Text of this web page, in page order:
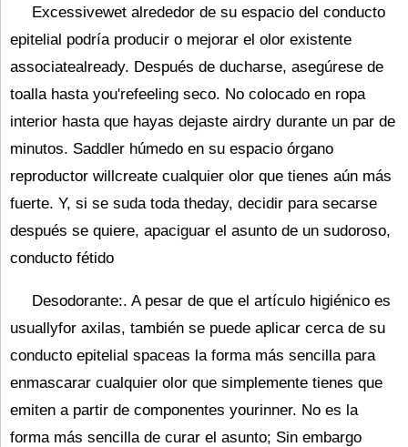
Excessivewet alrededor de su espacio del conducto
epitelial podría producir o mejorar el olor existente
associatealready. Después de ducharse, asegúrese de
toalla hasta you'refeeling seco. No colocado en ropa
interior hasta que hayas dejaste airdry durante un par de
minutos. Saddler húmedo en su espacio órgano
reproductor willcreate cualquier olor que tienes aún más
fuerte. Y, si se suda toda theday, decidir para secarse
después se quiere, apaciguar el asunto de un sudoroso,
conducto fétido
Desodorante:. A pesar de que el artículo higiénico es
usuallyfor axilas, también se puede aplicar cerca de su
conducto epitelial spaceas la forma más sencilla para
enmascarar cualquier olor que simplemente tienes que
emiten a partir de componentes yourinner. No es la
forma más sencilla de curar el asunto; Sin embargo